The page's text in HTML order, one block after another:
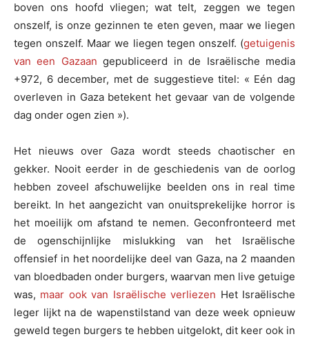
boven ons hoofd vliegen; wat telt, zeggen we tegen
onszelf, is onze gezinnen te eten geven, maar we liegen
tegen onszelf. Maar we liegen tegen onszelf. (getuigenis
van een Gazaan gepubliceerd in de Israëlische media
+972, 6 december, met de suggestieve titel: « Eén dag
overleven in Gaza betekent het gevaar van de volgende
dag onder ogen zien »).
Het nieuws over Gaza wordt steeds chaotischer en
gekker. Nooit eerder in de geschiedenis van de oorlog
hebben zoveel afschuwelijke beelden ons in real time
bereikt. In het aangezicht van onuitsprekelijke horror is
het moeilijk om afstand te nemen. Geconfronteerd met
de ogenschijnlijke mislukking van het Israëlische
offensief in het noordelijke deel van Gaza, na 2 maanden
van bloedbaden onder burgers, waarvan men live getuige
was, maar ook van Israëlische verliezen Het Israëlische
leger lijkt na de wapenstilstand van deze week opnieuw
geweld tegen burgers te hebben uitgelokt, dit keer ook in